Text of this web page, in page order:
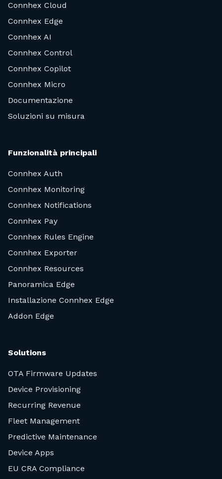
Connhex Cloud
Connhex Edge
Connhex AI
Connhex Control
Connhex Copilot
Connhex Micro
Documentazione
Soluzioni su misura
Funzionalità principali
Connhex Auth
Connhex Monitoring
Connhex Notifications
Connhex Pay
Connhex Rules Engine
Connhex Exporter
Connhex Resources
Panoramica Edge
Installazione Connhex Edge
Addon Edge
Solutions
OTA Firmware Updates
Device Provisioning
Recurring Revenue
Fleet Management
Predictive Maintenance
Device Apps
EU CRA Compliance